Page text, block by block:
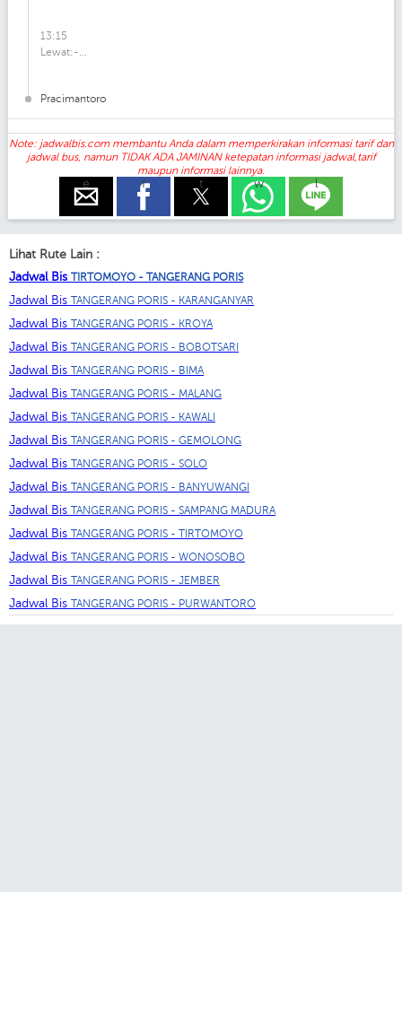
13:15
Lewat:-...
Pracimantoro
Note: jadwalbis.com membantu Anda dalam memperkirakan informasi tarif dan
jadwal bus, namun TIDAK ADA JAMINAN ketepatan informasi jadwal,tarif
maupun informasi lainnya.
e f t w l
Lihat Rute Lain :
Jadwal Bis TIRTOMOYO - TANGERANG PORIS
Jadwal Bis TANGERANG PORIS - KARANGANYAR
Jadwal Bis TANGERANG PORIS - KROYA
Jadwal Bis TANGERANG PORIS - BOBOTSARI
Jadwal Bis TANGERANG PORIS - BIMA
Jadwal Bis TANGERANG PORIS - MALANG
Jadwal Bis TANGERANG PORIS - KAWALI
Jadwal Bis TANGERANG PORIS - GEMOLONG
Jadwal Bis TANGERANG PORIS - SOLO
Jadwal Bis TANGERANG PORIS - BANYUWANGI
Jadwal Bis TANGERANG PORIS - SAMPANG MADURA
Jadwal Bis TANGERANG PORIS - TIRTOMOYO
Jadwal Bis TANGERANG PORIS - WONOSOBO
Jadwal Bis TANGERANG PORIS - JEMBER
Jadwal Bis TANGERANG PORIS - PURWANTORO